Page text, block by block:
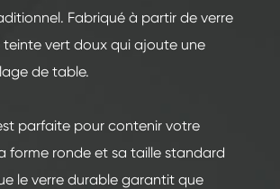
Fabriqué à partir de verre
vert doux qui ajoute une
de table.
parfaite pour contenir votre
forme ronde et sa taille standard
le verre durable garantit que